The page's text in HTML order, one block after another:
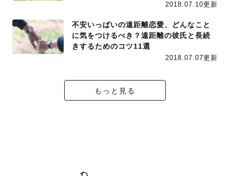
2018.07.10更新
不安いっぱいの遠距離恋愛、どんなこと
に気をつけるべき？遠距離の彼氏と長続
きするためのコツ11選
2018.07.07更新
もっと見る